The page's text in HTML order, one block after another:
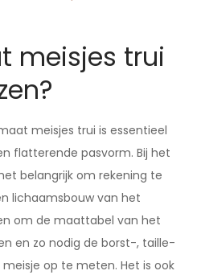
meisjes trui
meisjes trui is essentieel
flatterende pasvorm. Bij het
belangrijk om rekening te
lichaamsbouw van het
om de maattabel van het
en zo nodig de borst-, taille-
op te meten. Het is ook